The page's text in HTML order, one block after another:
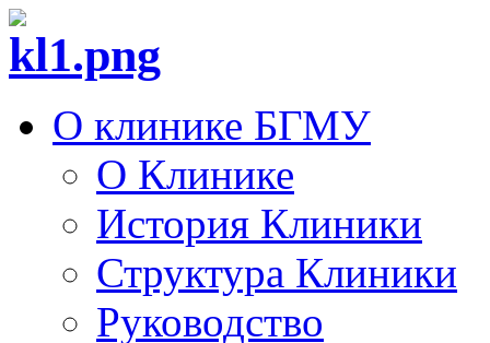
О клинике БГМУ
О Клинике
История Клиники
Структура Клиники
Руководство